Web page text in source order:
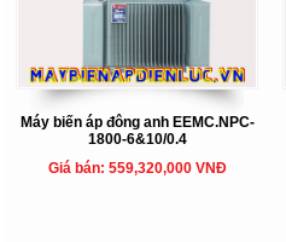
Máy biến áp đông anh EEMC.NPC-
1800-6&10/0.4
Giá bán: 559,320,000 VNĐ